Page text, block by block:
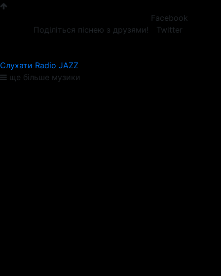
Поділіться піснею з друзями!
Facebook
Twitter
Слухати Radio JAZZ
ще більше музики